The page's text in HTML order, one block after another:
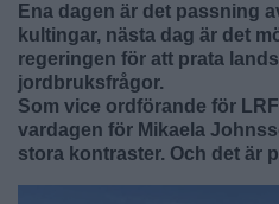
Ena dagen är det passning
kultingar, nästa dag är det
regeringen för att prata
jordbruksfrågor.
Som vice ordförande för
vardagen för Mikaela
stora kontraster. Och det är